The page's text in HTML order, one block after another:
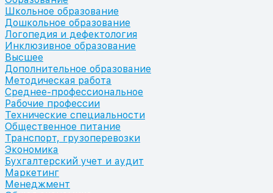
Школьное образование
Дошкольное образование
Логопедия и дефектология
Инклюзивное образование
Высшее
Дополнительное образование
Методическая работа
Среднее-профессиональное
Рабочие профессии
Технические специальности
Общественное питание
Транспорт, грузоперевозки
Экономика
Бухгалтерский учет и аудит
Маркетинг
Менеджмент